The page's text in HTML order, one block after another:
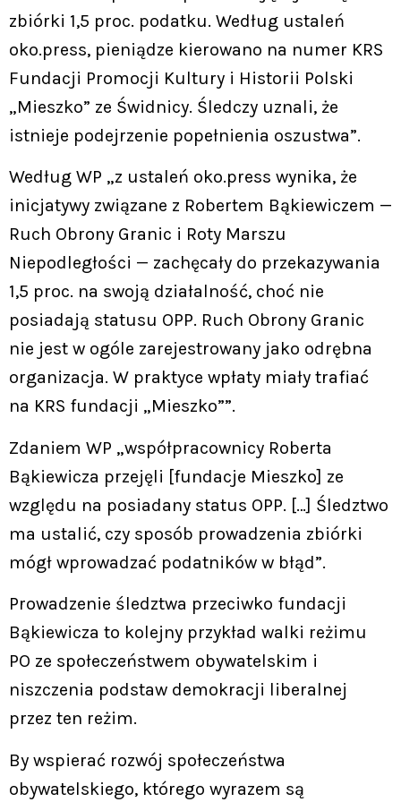
zbiórki 1,5 proc. podatku. Według ustaleń
oko.press, pieniądze kierowano na numer KRS
Fundacji Promocji Kultury i Historii Polski
„Mieszko” ze Świdnicy. Śledczy uznali, że
istnieje podejrzenie popełnienia oszustwa”.
Według WP „z ustaleń oko.press wynika, że
inicjatywy związane z Robertem Bąkiewiczem —
Ruch Obrony Granic i Roty Marszu
Niepodległości — zachęcały do przekazywania
1,5 proc. na swoją działalność, choć nie
posiadają statusu OPP. Ruch Obrony Granic
nie jest w ogóle zarejestrowany jako odrębna
organizacja. W praktyce wpłaty miały trafiać
na KRS fundacji „Mieszko””.
Zdaniem WP „współpracownicy Roberta
Bąkiewicza przejęli [fundacje Mieszko] ze
względu na posiadany status OPP. […] Śledztwo
ma ustalić, czy sposób prowadzenia zbiórki
mógł wprowadzać podatników w błąd”.
Prowadzenie śledztwa przeciwko fundacji
Bąkiewicza to kolejny przykład walki reżimu
PO ze społeczeństwem obywatelskim i
niszczenia podstaw demokracji liberalnej
przez ten reżim.
By wspierać rozwój społeczeństwa
obywatelskiego, którego wyrazem są